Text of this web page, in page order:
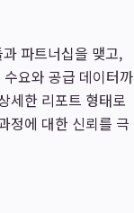
파트너십을 맺고,
요와 공급 데이터까
세한 리포트 형태로
정에 대한 신뢰를 극